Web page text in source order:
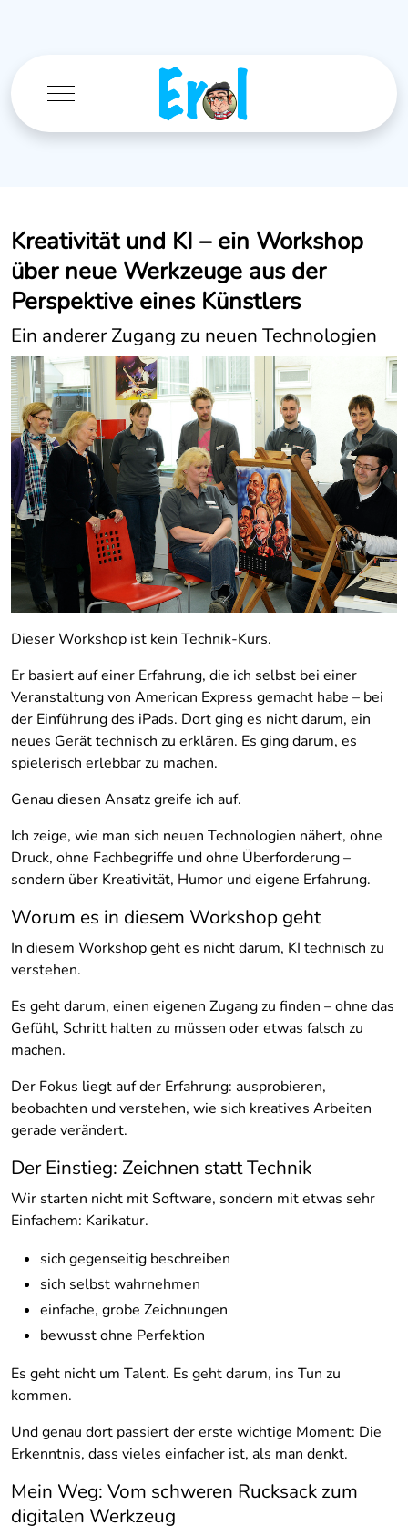
Mobile Menu Toggle
Kreativität und KI – ein Workshop
über neue Werkzeuge aus der
Perspektive eines Künstlers
Ein anderer Zugang zu neuen Technologien
Dieser Workshop ist kein Technik-Kurs.
Er basiert auf einer Erfahrung, die ich selbst bei einer
Veranstaltung von American Express gemacht habe – bei
der Einführung des iPads. Dort ging es nicht darum, ein
neues Gerät technisch zu erklären. Es ging darum, es
spielerisch erlebbar zu machen.
Genau diesen Ansatz greife ich auf.
Ich zeige, wie man sich neuen Technologien nähert, ohne
Druck, ohne Fachbegriffe und ohne Überforderung –
sondern über Kreativität, Humor und eigene Erfahrung.
Worum es in diesem Workshop geht
In diesem Workshop geht es nicht darum, KI technisch zu
verstehen.
Es geht darum, einen eigenen Zugang zu finden – ohne das
Gefühl, Schritt halten zu müssen oder etwas falsch zu
machen.
Der Fokus liegt auf der Erfahrung: ausprobieren,
beobachten und verstehen, wie sich kreatives Arbeiten
gerade verändert.
Der Einstieg: Zeichnen statt Technik
Wir starten nicht mit Software, sondern mit etwas sehr
Einfachem: Karikatur.
sich gegenseitig beschreiben
sich selbst wahrnehmen
einfache, grobe Zeichnungen
bewusst ohne Perfektion
Es geht nicht um Talent. Es geht darum, ins Tun zu
kommen.
Und genau dort passiert der erste wichtige Moment: Die
Erkenntnis, dass vieles einfacher ist, als man denkt.
Mein Weg: Vom schweren Rucksack zum
digitalen Werkzeug